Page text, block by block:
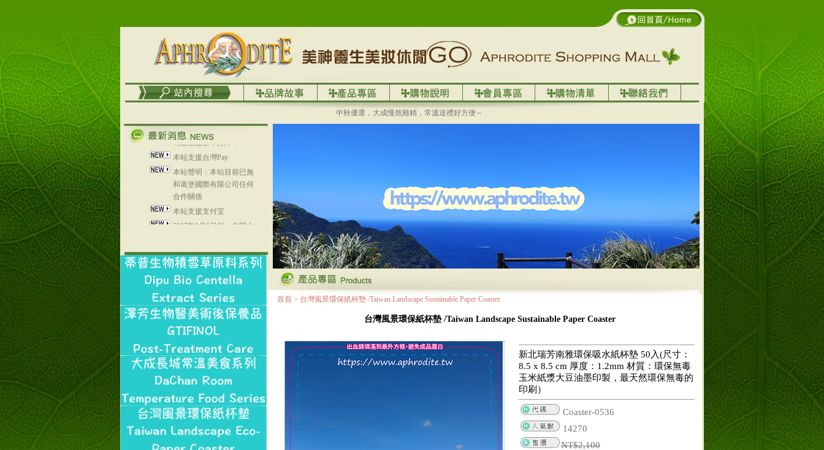
中秋優選，大成慢熬雞精，常溫送禮好方便～
在外租屋者、居住處無管
理員、不方便在工作地點
取件者，歡迎多多使用
【郵局i郵箱】的服務喔～
【i郵箱】設立的地點，請
進入內頁連結～
成功加入
時線上服務不打烊！
本站支援台灣Pay
本站聲明：本站目前已無
和葛堡國際有限公司任何
合作關係
本站支援支付宝
2017年1月1日起，中国大
陆运费不限重量，调降为
首頁 > 台灣風景環保紙杯墊 /Taiwan Landscape Sustainable Paper Coaster
台灣風景環保紙杯墊 /Taiwan Landscape Sustainable Paper Coaster
新北瑞芳南雅環保吸水紙杯墊 50入(尺寸：
8.5 x 8.5 cm 厚度：1.2mm 材質：環保無毒
玉米紙漿大豆油墨印製，最天然環保無毒的
印刷）
Coaster-0536
14270
NT$2,100